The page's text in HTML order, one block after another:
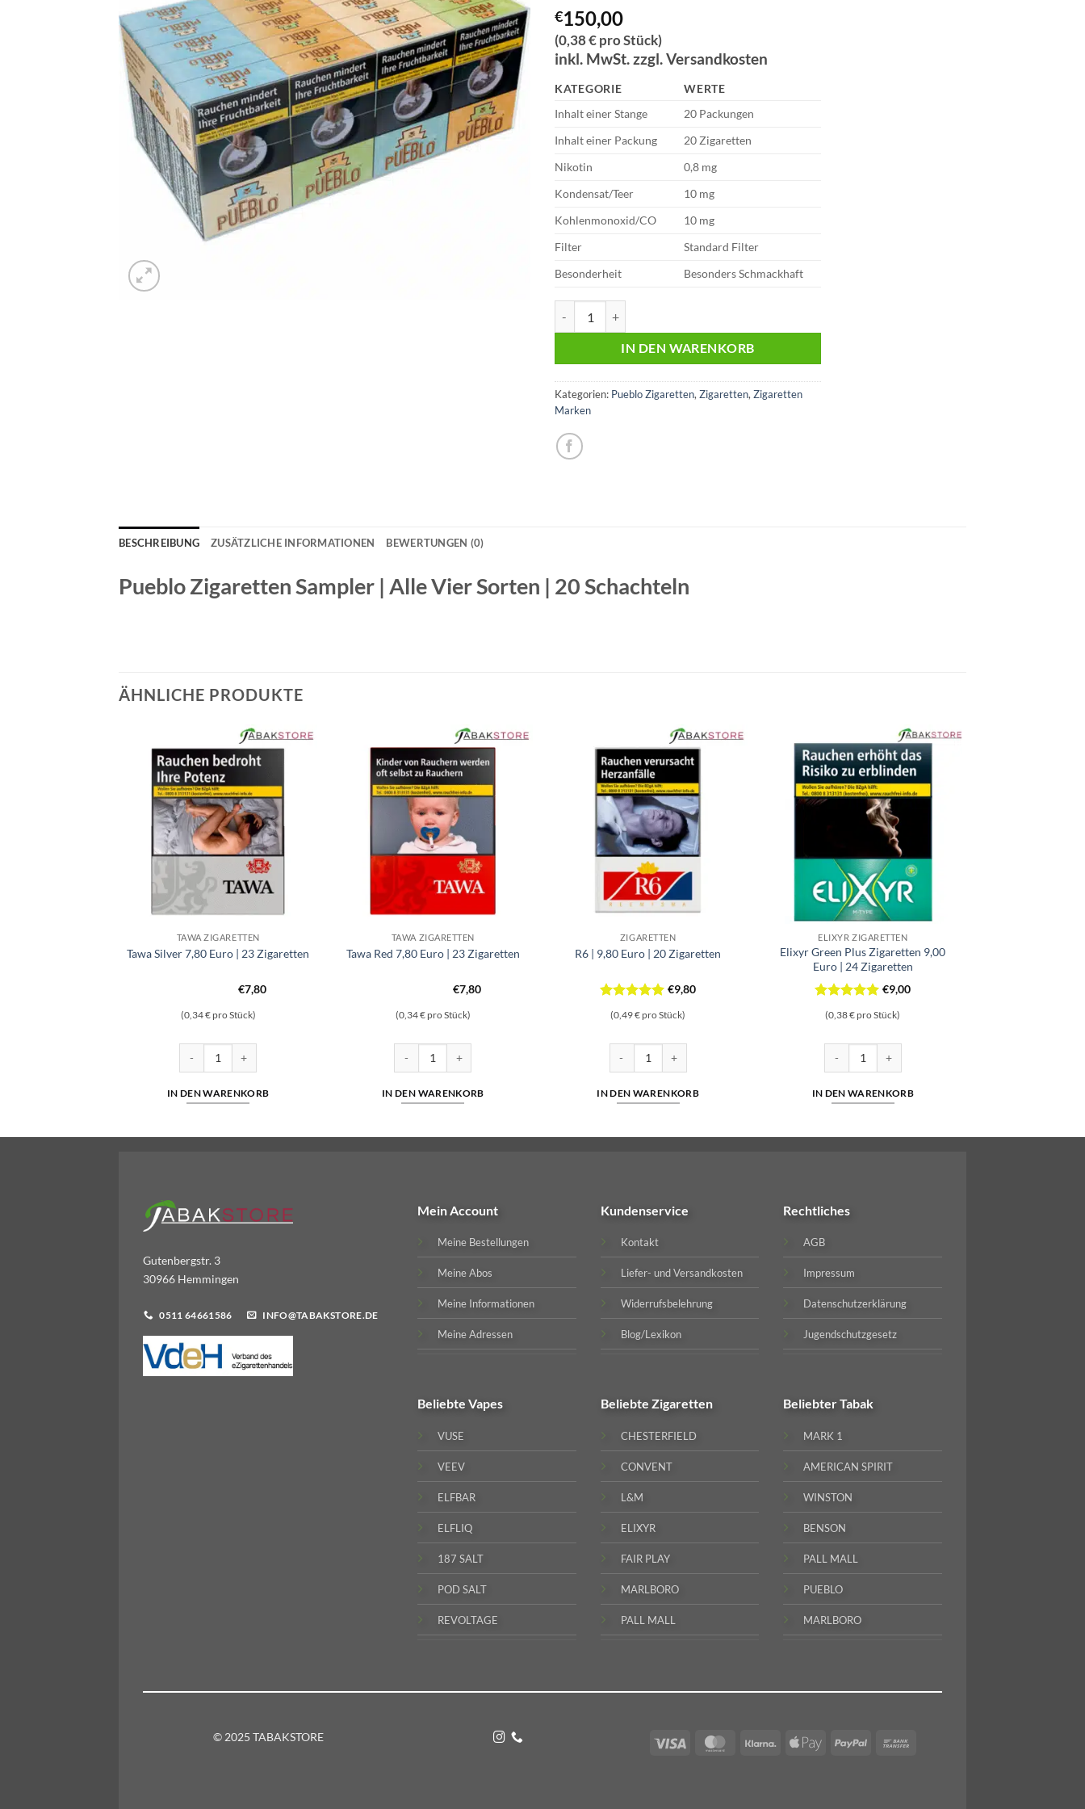
€150,00
(0,38 € pro Stück)
inkl. MwSt. zzgl. Versandkosten
KATEGORIE
WERTE
Inhalt einer Stange
20 Packungen
Inhalt einer Packung
20 Zigaretten
Nikotin
0,8 mg
Kondensat/Teer
10 mg
Kohlenmonoxid/CO
10 mg
Filter
Standard Filter
Besonderheit
Besonders Schmackhaft
IN DEN WARENKORB
Kategorien: Pueblo Zigaretten, Zigaretten, Zigaretten
Marken
BESCHREIBUNG ZUSÄTZLICHE INFORMATIONEN BEWERTUNGEN (0)
Pueblo Zigaretten Sampler | Alle Vier Sorten | 20 Schachteln
ÄHNLICHE PRODUKTE
TAWA ZIGARETTEN
Tawa Silver 7,80 Euro | 23 Zigaretten
€7,80
(0,34 € pro Stück)
IN DEN WARENKORB
TAWA ZIGARETTEN
Tawa Red 7,80 Euro | 23 Zigaretten
€7,80
(0,34 € pro Stück)
IN DEN WARENKORB
ZIGARETTEN
R6 | 9,80 Euro | 20 Zigaretten
Bewertet
mit 5von
€9,80
(0,49 € pro Stück)
IN DEN WARENKORB
ELIXYR ZIGARETTEN
Elixyr Green Plus Zigaretten 9,00
Euro | 24 Zigaretten
Bewertet
mit5von
€9,00
(0,38 € pro Stück)
IN DEN WARENKORB
Gutenbergstr. 3
30966 Hemmingen
0511 64661586 INFO@TABAKSTORE.DE
Mein Account
Meine Bestellungen
Meine Abos
Meine Informationen
Meine Adressen
Kundenservice
Kontakt
Liefer- und Versandkosten
Widerrufsbelehrung
Blog/Lexikon
Rechtliches
AGB
Impressum
Datenschutzerklärung
Jugendschutzgesetz
BeliebteVapes
VUSE
VEEV
ELFBAR
ELFLIQ
187 SALT
POD SALT
REVOLTAGE
Beliebte Zigaretten
CHESTERFIELD
CONVENT
L&M
ELIXYR
FAIR PLAY
MARLBORO
PALL MALL
BeliebterTabak
MARK 1
AMERICAN SPIRIT
WINSTON
BENSON
PALL MALL
PUEBLO
MARLBORO
© 2025 TABAKSTORE Visa MasterCardKlarna
Apple
PayPal